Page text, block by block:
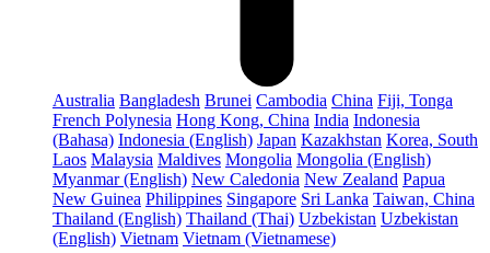
Australia Bangladesh Brunei Cambodia China Fiji, Tonga
French Polynesia Hong Kong, China India Indonesia
(Bahasa) Indonesia (English) Japan Kazakhstan Korea, South
Laos Malaysia Maldives Mongolia Mongolia (English)
Myanmar (English) New Caledonia New Zealand Papua
New Guinea Philippines Singapore Sri Lanka Taiwan, China
Thailand (English) Thailand (Thai) Uzbekistan Uzbekistan
(English) Vietnam Vietnam (Vietnamese)